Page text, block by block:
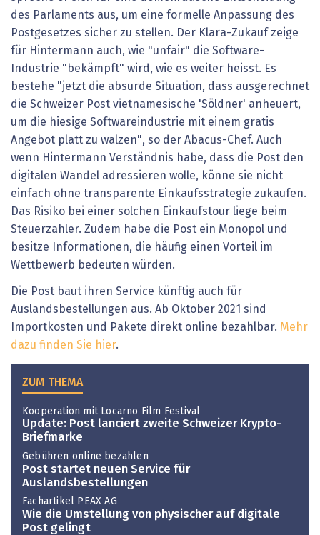
des Parlaments aus, um eine formelle Anpassung des
Postgesetzes sicher zu stellen. Der Klara-Zukauf zeige
für Hintermann auch, wie "unfair" die Software-
Industrie "bekämpft" wird, wie es weiter heisst. Es
bestehe "jetzt die absurde Situation, dass ausgerechnet
die Schweizer Post vietnamesische 'Söldner' anheuert,
um die hiesige Softwareindustrie mit einem gratis
Angebot platt zu walzen", so der Abacus-Chef. Auch
wenn Hintermann Verständnis habe, dass die Post den
digitalen Wandel adressieren wolle, könne sie nicht
einfach ohne transparente Einkaufsstrategie zukaufen.
Das Risiko bei einer solchen Einkaufstour liege beim
Steuerzahler. Zudem habe die Post ein Monopol und
besitze Informationen, die häufig einen Vorteil im
Wettbewerb bedeuten würden.
Die Post baut ihren Service künftig auch für
Auslandsbestellungen aus. Ab Oktober 2021 sind
Importkosten und Pakete direkt online bezahlbar. Mehr
dazu finden Sie hier.
ZUM THEMA
Kooperation mit Locarno Film Festival
Update: Post lanciert zweite Schweizer Krypto-
Briefmarke
Gebühren online bezahlen
Post startet neuen Service für
Auslandsbestellungen
Fachartikel PEAX AG
Wie die Umstellung von physischer auf digitale
Post gelingt